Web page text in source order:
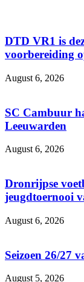
DTD VR1 is
voorbereiding
August 6, 2026
SC Cambuur
Leeuwarden
August 6, 2026
Dronrijpse
jeugdtoernooi
August 6, 2026
Seizoen 26/27
August 5, 2026